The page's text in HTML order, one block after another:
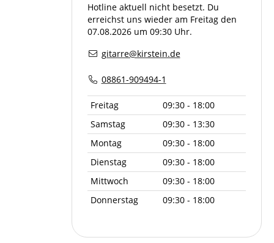
Hotline aktuell nicht besetzt. Du
erreichst uns wieder am Freitag den
07.08.2026 um 09:30 Uhr.
gitarre@kirstein.de
08861-909494-1
Freitag
09:30 - 18:00
Samstag
09:30 - 13:30
Montag
09:30 - 18:00
Dienstag
09:30 - 18:00
Mittwoch
09:30 - 18:00
Donnerstag
09:30 - 18:00